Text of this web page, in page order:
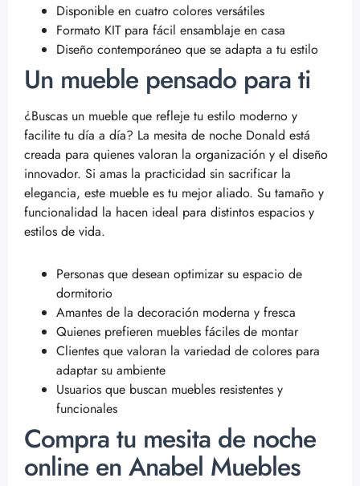
Disponible en cuatro colores versátiles
Formato KIT para fácil ensamblaje en casa
Diseño contemporáneo que se adapta a tu estilo
Un mueble pensado para ti
¿Buscas un mueble que refleje tu estilo moderno y
facilite tu día a día? La mesita de noche Donald está
creada para quienes valoran la organización y el diseño
innovador. Si amas la practicidad sin sacrificar la
elegancia, este mueble es tu mejor aliado. Su tamaño y
funcionalidad la hacen ideal para distintos espacios y
estilos de vida.
Personas que desean optimizar su espacio de
dormitorio
Amantes de la decoración moderna y fresca
Quienes prefieren muebles fáciles de montar
Clientes que valoran la variedad de colores para
adaptar su ambiente
Usuarios que buscan muebles resistentes y
funcionales
Compra tu mesita de noche
online en Anabel Muebles